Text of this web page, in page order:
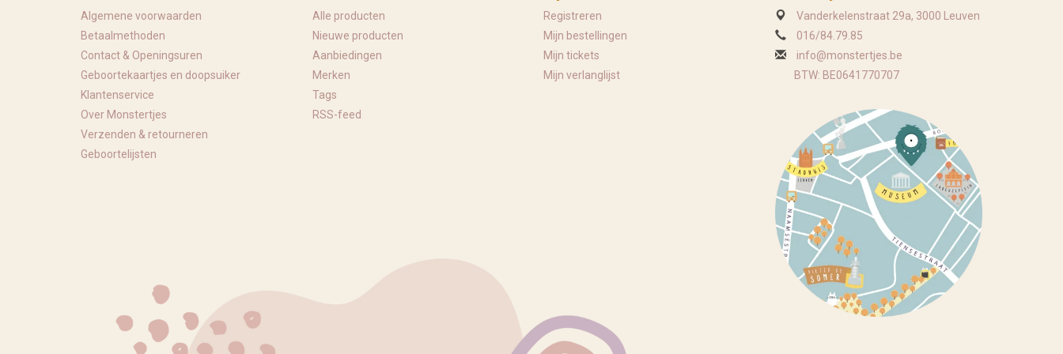
Algemene voorwaarden
Betaalmethoden
Contact & Openingsuren
Geboortekaartjes en doopsuiker
Klantenservice
Over Monstertjes
Verzenden & retourneren
Geboortelijsten
Alle producten
Nieuwe producten
Aanbiedingen
Merken
Tags
RSS-feed
Registreren
Mijn bestellingen
Mijn tickets
Mijn verlanglijst
Vanderkelenstraat 29a, 3000 Leuven
016/84.79.85
info@monstertjes.be
BTW: BE0641770707